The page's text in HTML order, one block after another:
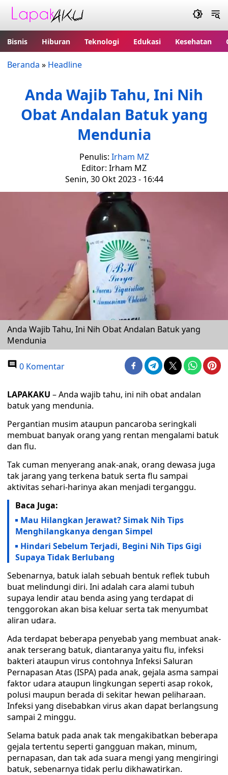
Bisnis Hiburan Teknologi Edukasi Kesehatan
Beranda » Headline
Anda Wajib Tahu, Ini Nih
Obat Andalan Batuk yang
Mendunia
Penulis: Irham MZ
Editor: Irham MZ
Senin, 30 Okt 2023 - 16:44
Anda Wajib Tahu, Ini Nih Obat Andalan Batuk yang
Mendunia
0 Komentar
LAPAKAKU – Anda wajib tahu, ini nih obat andalan
batuk yang mendunia.
Pergantian musim ataupun pancaroba seringkali
membuat banyak orang yang rentan mengalami batuk
dan flu.
Tak cuman menyerang anak-anak, orang dewasa juga
tak jarang yang terkena batuk serta flu sampai
aktivitas sehari-harinya akan menjadi terganggu.
Baca Juga:
Mau Hilangkan Jerawat? Simak Nih Tips
Menghilangkanya dengan Simpel
Hindari Sebelum Terjadi, Begini Nih Tips Gigi
Supaya Tidak Berlubang
Sebenarnya, batuk ialah sebuah bentuk reflek tubuh
buat melindungi diri. Ini adalah cara alami tubuh
supaya lendir atau benda asing yang terdapat di
tenggorokan akan bisa keluar serta tak menyumbat
aliran udara.
Ada terdapat beberapa penyebab yang membuat anak-
anak terserang batuk, diantaranya yaitu flu, infeksi
bakteri ataupun virus contohnya Infeksi Saluran
Pernapasan Atas (ISPA) pada anak, gejala asma sampai
faktor udara ataupun lingkungan seperti asap rokok,
polusi maupun berada di sekitar hewan peliharaan.
Infeksi yang disebabkan virus akan dapat berlangsung
sampai 2 minggu.
Selama batuk pada anak tak mengakibatkan beberapa
gejala tertentu seperti gangguan makan, minum,
pernapasan, dan tak ada suara mengi yang mengiringi
batuk, sebenarnya tidak perlu dikhawatirkan.